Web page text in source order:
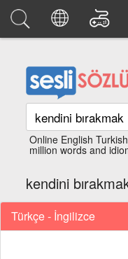
Online English
million words and
kendini
Türkçe - İngilizce